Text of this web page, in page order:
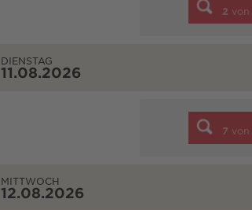
2 von
DIENSTAG
11.08.2026
7 von
MITTWOCH
12.08.2026